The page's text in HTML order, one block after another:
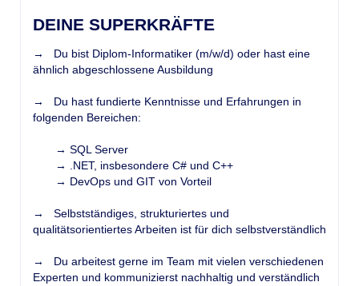
DEINE SUPERKRÄFTE
→ Du bist Diplom-Informatiker (m/w/d) oder hast eine
ähnlich abgeschlossene Ausbildung
→ Du hast fundierte Kenntnisse und Erfahrungen in
folgenden Bereichen:
→ SQL Server
→ .NET, insbesondere C# und C++
→ DevOps und GIT von Vorteil
→ Selbstständiges, strukturiertes und
qualitätsorientiertes Arbeiten ist für dich selbstverständlich
→ Du arbeitest gerne im Team mit vielen verschiedenen
Experten und kommunizierst nachhaltig und verständlich